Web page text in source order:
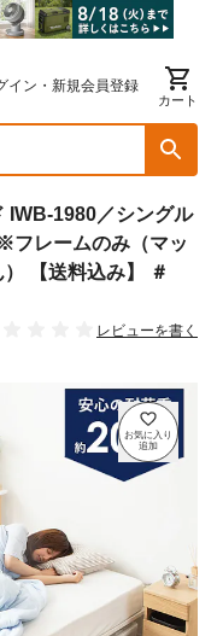
イン・新規会員登録
カート
IWB-1980／シングル
フレームのみ（マッ
【送料込み】 ＃
レビューを書く